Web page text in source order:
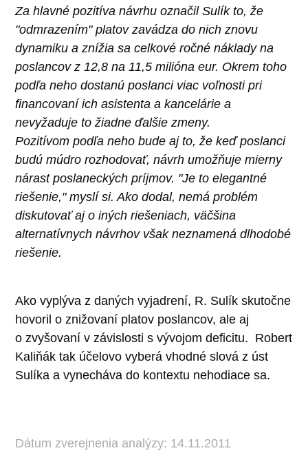
Za hlavné pozitíva návrhu označil Sulík to, že
"odmrazením" platov zavádza do nich znovu
dynamiku a znížia sa celkové ročné náklady na
poslancov z 12,8 na 11,5 milióna eur. Okrem toho
podľa neho dostanú poslanci viac voľnosti pri
financovaní ich asistenta a kancelárie a
nevyžaduje to žiadne ďalšie zmeny.
Pozitívom podľa neho bude aj to, že keď poslanci
budú múdro rozhodovať, návrh umožňuje mierny
nárast poslaneckých príjmov. "Je to elegantné
riešenie," myslí si. Ako dodal, nemá problém
diskutovať aj o iných riešeniach, väčšina
alternatívnych návrhov však neznamená dlhodobé
riešenie.
Ako vyplýva z daných vyjadrení, R. Sulík skutočne
hovoril o znižovaní platov poslancov, ale aj
o zvyšovaní v závislosti s vývojom deficitu. Robert
Kaliňák tak účelovo vyberá vhodné slová z úst
Sulíka a vynecháva do kontextu nehodiace sa.
Dátum zverejnenia analýzy: 14.11.2011